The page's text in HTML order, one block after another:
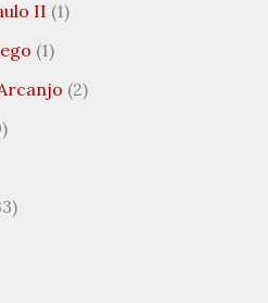
II (1)
(1)
(2)